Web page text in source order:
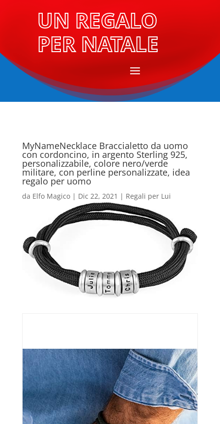
UN REGALO
PER NATALE
MyNameNecklace Braccialetto da uomo
con cordoncino, in argento Sterling 925,
personalizzabile, colore nero/verde
militare, con perline personalizzate, idea
regalo per uomo
da Elfo Magico| Dic 22, 2021 | Regali per Lui